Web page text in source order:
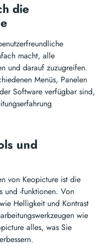
die
macht, alle
und darauf zuzugreifen.
Menüs, Panelen
Software verfügbar sind,
und
von Keopicture ist die
und -funktionen. Von
Helligkeit und Kontrast
wie
alles, was Sie